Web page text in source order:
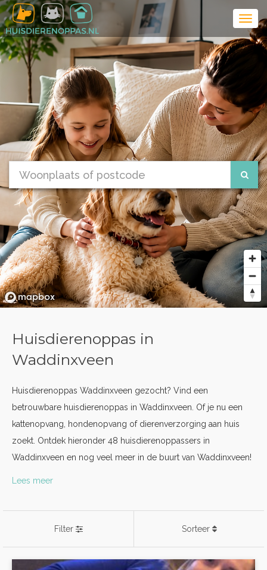
Huisdierenoppas in
Waddinxveen
Huisdierenoppas Waddinxveen gezocht? Vind een
betrouwbare huisdierenoppas in Waddinxveen. Of je nu een
kattenopvang, hondenopvang of dierenverzorging aan huis
zoekt. Ontdek hieronder 48 huisdierenoppassers in
Waddinxveen en nog veel meer in de buurt van Waddinxveen!
Lees meer
Filter Sorteer